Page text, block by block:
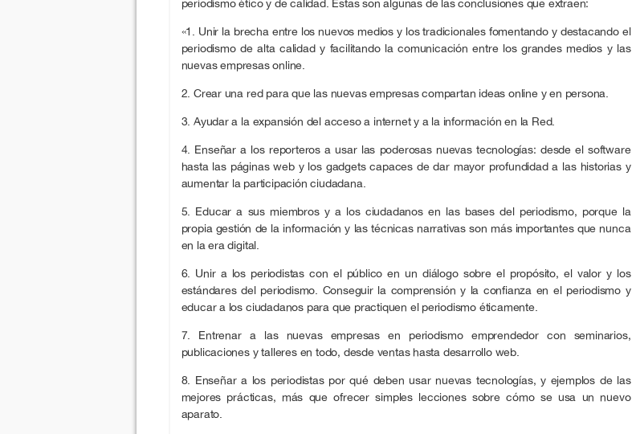
periodismo ético y de calidad. Éstas son algunas de las conclusiones que extraen:
«1. Unir la brecha entre los nuevos medios y los tradicionales fomentando y destacando el
periodismo de alta calidad y facilitando la comunicación entre los grandes medios y las
nuevas empresas online.
2. Crear una red para que las nuevas empresas compartan ideas online y en persona.
3. Ayudar a la expansión del acceso a internet y a la información en la Red.
4. Enseñar a los reporteros a usar las poderosas nuevas tecnologías: desde el software
hasta las páginas web y los gadgets capaces de dar mayor profundidad a las historias y
aumentar la participación ciudadana.
5. Educar a sus miembros y a los ciudadanos en las bases del periodismo, porque la
propia gestión de la información y las técnicas narrativas son más importantes que nunca
en la era digital.
6. Unir a los periodistas con el público en un diálogo sobre el propósito, el valor y los
estándares del periodismo. Conseguir la comprensión y la confianza en el periodismo y
educar a los ciudadanos para que practiquen el periodismo éticamente.
7. Entrenar a las nuevas empresas en periodismo emprendedor con seminarios,
publicaciones y talleres en todo, desde ventas hasta desarrollo web.
8. Enseñar a los periodistas por qué deben usar nuevas tecnologías, y ejemplos de las
mejores prácticas, más que ofrecer simples lecciones sobre cómo se usa un nuevo
aparato.